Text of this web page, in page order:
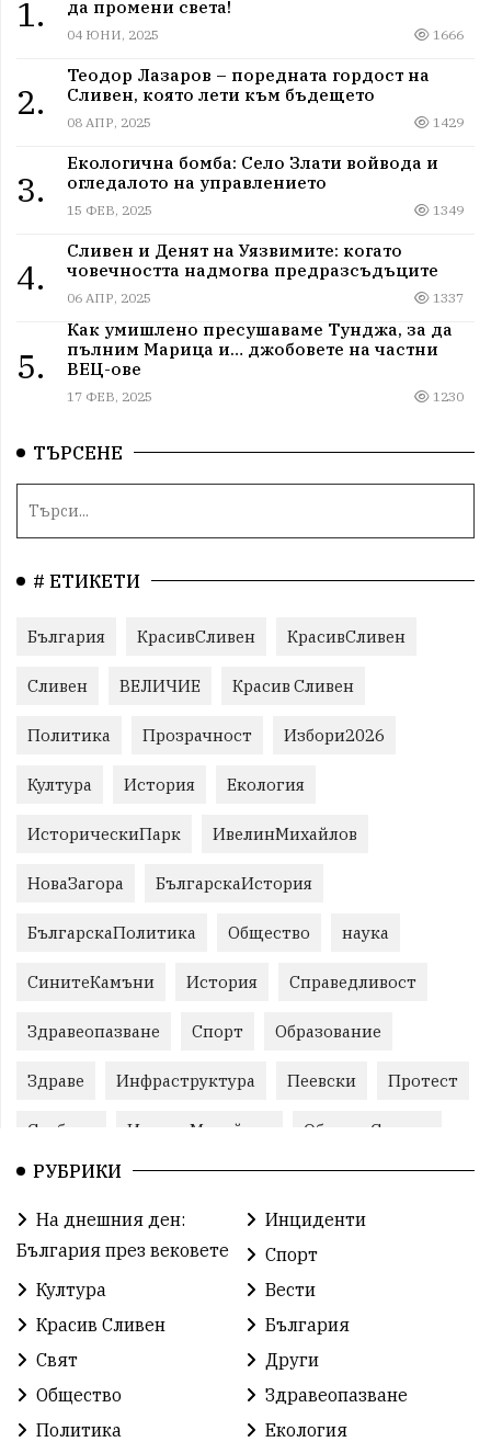
1. да промени света!
04 ЮНИ, 2025 1666
2.
Теодор Лазаров – поредната гордост на
Сливен, която лети към бъдещето
08 АПР, 2025 1429
3.
Екологична бомба: Село Злати войвода и
огледалото на управлението
15 ФЕВ, 2025 1349
4.
Сливен и Денят на Уязвимите: когато
човечността надмогва предразсъдъците
06 АПР, 2025 1337
5.
Как умишлено пресушаваме Тунджа, за да
пълним Марица и… джобовете на частни
ВЕЦ-ове
17 ФЕВ, 2025 1230
ТЪРСЕНЕ
# ЕТИКЕТИ
България КрасивСливен КрасивСливен
Сливен ВЕЛИЧИЕ Красив Сливен
Политика Прозрачност Избори2026
Култура История Екология
ИсторическиПарк ИвелинМихайлов
НоваЗагора БългарскаИстория
БългарскаПолитика Общество наука
СинитеКамъни История Справедливост
Здравеопазване Спорт Образование
Здраве Инфраструктура Пеевски Протест
Свобода ИвелинМихайлов ОбщинаСливен
Карандила
РадостинВасилев ЛекаАтлетика МЕЧ
КироБрейка БългарскиСпорт София
земеделие
ИсторияНаБългария Иновации САЩ
РУБРИКИ
На днешния ден:
България през вековете
Инциденти
Спорт
Култура
Вести
Красив Сливен
България
Свят
Други
Общество
Здравеопазване
Политика
Екология